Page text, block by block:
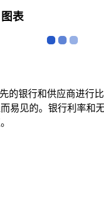
表
的银行和供应商进行
易见的。银行利率和